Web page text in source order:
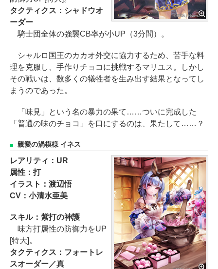
タクティクス：シャドウオ
ーダー
騎士団全体の強襲CB率が小UP（3分間）。
シャルロ国王のカカオ外交に協力するため、苦手な料
理を克服し、手作りチョコに挑戦するマリユス。しかし
その戦いは、数多くの犠牲者を生み出す結果となってし
まうのであった。
「味見」という名の暴力の果て……ついに完成した
「普通の味のチョコ」を口にするのは、果たして……？
親愛の渦模様 イネス
レアリティ：UR
属性：打
イラスト：渡辺悟
CV：小清水亜美
スキル：紫打の神護
味方打属性の防御力をUP
[特大]。
タクティクス：フォートレ
スオーダー／真